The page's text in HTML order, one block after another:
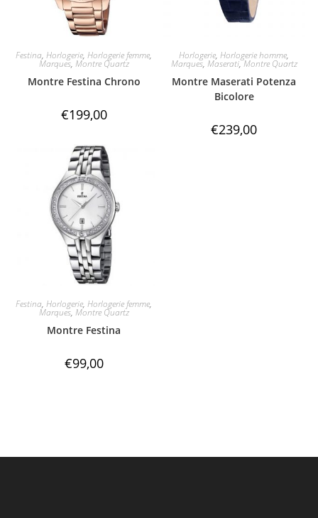
Festina,Horlogerie,Horlogerie femme,
Marques, Montre Quartz
Montre Festina Chrono
€199,00
Horlogerie,Horlogerie homme,
Marques, Maserati,Montre Quartz
Montre Maserati Potenza
Bicolore
€239,00
Festina,Horlogerie,Horlogerie femme,
Marques, Montre Quartz
Montre Festina
€99,00